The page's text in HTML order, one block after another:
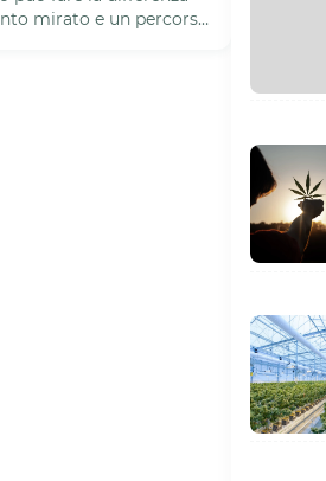
mirato e un percorso